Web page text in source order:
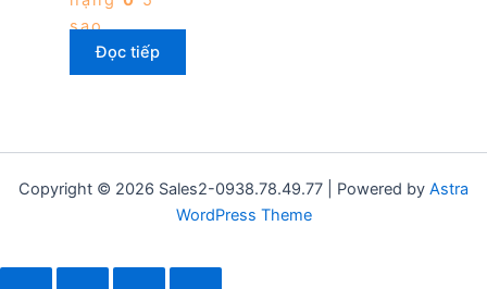
sao
Đọc tiếp
Copyright © 2026 Sales2-0938.78.49.77 | Powered by Astra
WordPress Theme